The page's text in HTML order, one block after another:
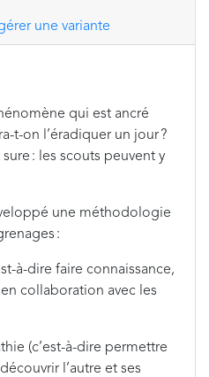
une variante
qui est ancré
t-on l’éradiquer un jour ?
: les scouts peuvent y
une méthodologie
:
à-dire faire connaissance,
collaboration avec les
(c’est-à-dire permettre
l’autre et ses